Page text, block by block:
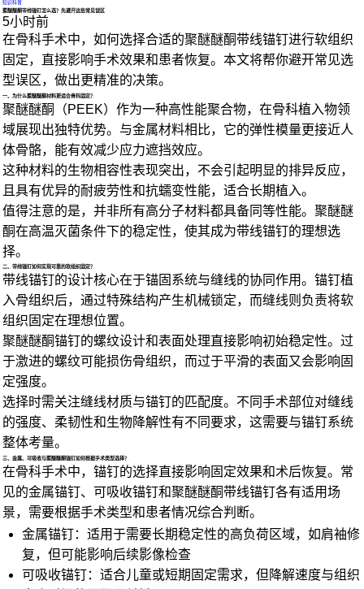
·知识科普
聚醚醚酮带线锚钉怎么选？先避开这些常见误区
5小时前
在骨科手术中，如何选择合适的聚醚醚酮带线锚钉进行软组织
固定，直接影响手术效果和患者恢复。本文将帮你避开常见选
型误区，做出更精准的决策。
一、为什么聚醚醚酮材料更适合骨科固定？
聚醚醚酮（PEEK）作为一种高性能聚合物，在骨科植入物领
域展现出独特优势。与金属材料相比，它的弹性模量更接近人
体骨骼，能有效减少应力遮挡效应。
这种材料的生物相容性表现突出，不会引起明显的排异反应，
且具有优异的耐疲劳性和抗蠕变性能，适合长期植入。
值得注意的是，并非所有高分子材料都具备同等性能。聚醚醚
酮在高温灭菌条件下的稳定性，使其成为带线锚钉的理想选
择。
二、带线锚钉如何实现可靠的软组织固定？
带线锚钉的设计核心在于锚固系统与缝线的协同作用。锚钉植
入骨组织后，通过特殊结构产生机械锁定，而缝线则负责将软
组织固定在理想位置。
聚醚醚酮锚钉的螺纹设计和表面处理直接影响初始稳定性。过
于激进的螺纹可能损伤骨组织，而过于平滑的表面又会影响固
定强度。
选择时需关注缝线材质与锚钉的匹配度。不同手术部位对缝线
的强度、柔韧性和生物降解性有不同要求，这需要与锚钉系统
整体考量。
三、金属、可吸收与聚醚醚酮锚钉如何根据手术类型选择？
在骨科手术中，锚钉的选择直接影响固定效果和术后恢复。常
见的金属锚钉、可吸收锚钉和聚醚醚酮带线锚钉各有适用场
景，需要根据手术类型和患者情况综合判断。
金属锚钉：适用于需要长期稳定性的高负荷区域，如肩袖修
复，但可能影响后续影像检查
可吸收锚钉：适合儿童或短期固定需求，但降解速度与组织